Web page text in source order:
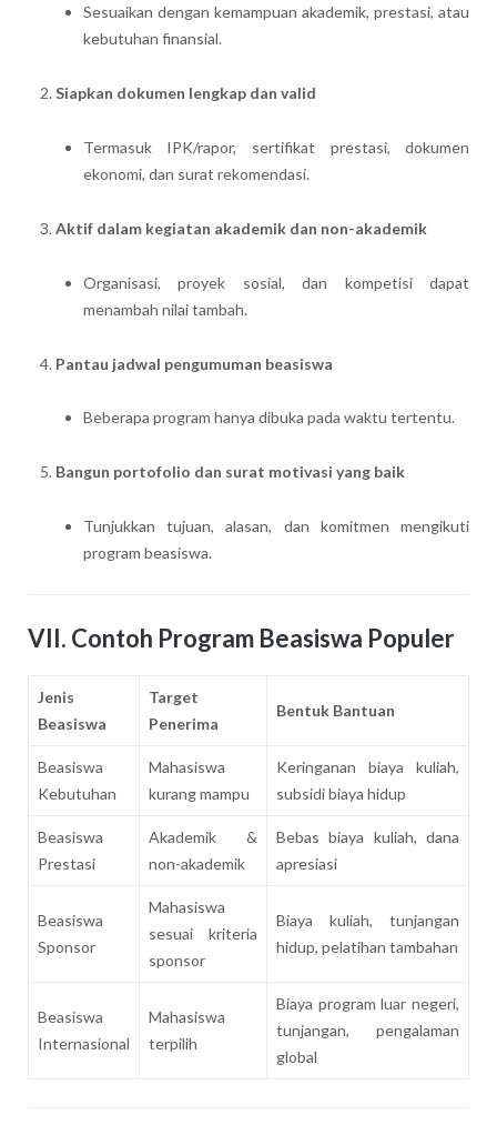
Sesuaikan dengan kemampuan akademik, prestasi, atau
kebutuhan finansial.
Siapkan dokumen lengkap dan valid
Termasuk IPK/rapor, sertifikat prestasi, dokumen
ekonomi, dan surat rekomendasi.
Aktif dalam kegiatan akademik dan non-akademik
Organisasi, proyek sosial, dan kompetisi dapat
menambah nilai tambah.
Pantau jadwal pengumuman beasiswa
Beberapa program hanya dibuka pada waktu tertentu.
Bangun portofolio dan surat motivasi yang baik
Tunjukkan tujuan, alasan, dan komitmen mengikuti
program beasiswa.
VII. Contoh Program Beasiswa Populer
Jenis
Beasiswa
Target
Penerima
Bentuk Bantuan
Beasiswa
Kebutuhan
Mahasiswa
kurang mampu
Keringanan biaya kuliah,
subsidi biaya hidup
Beasiswa
Prestasi
Akademik &
non-akademik
Bebas biaya kuliah, dana
apresiasi
Beasiswa
Sponsor
Mahasiswa
sesuai kriteria
sponsor
Biaya kuliah, tunjangan
hidup, pelatihan tambahan
Beasiswa
Internasional
Mahasiswa
terpilih
Biaya program luar negeri,
tunjangan, pengalaman
global